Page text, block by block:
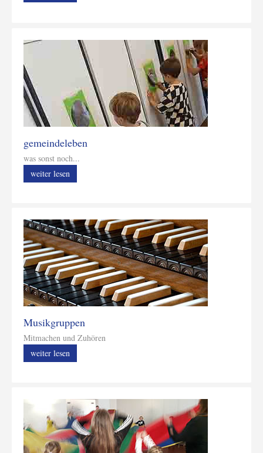
gemeindeleben
was sonst noch...
weiter lesen
Musikgruppen
Mitmachen und Zuhören
weiter lesen